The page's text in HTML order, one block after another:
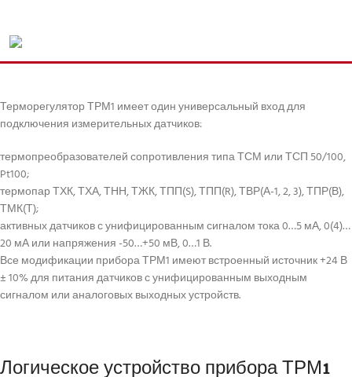
Терморегулятор ТРМ1 имеет один универсальный вход для
подключения измерительных датчиков:
термопреобразователей сопротивления типа ТСМ или ТСП 50/100,
Pt100;
термопар ТХК, ТХА, ТНН, ТЖК, ТПП(S), ТПП(R), ТВР(А-1, 2, 3), ТПР(В),
ТМК(Т);
активных датчиков с унифицированным сигналом тока 0…5 мА, 0(4)…
20 мА или напряжения -50…+50 мВ, 0…1 В.
Все модификации прибора ТРМ1 имеют встроенный источник +24 В
± 10% для питания датчиков с унифицированным выходным
сигналом или аналоговых выходных устройств.
Логическое устройство прибора ТРМ1